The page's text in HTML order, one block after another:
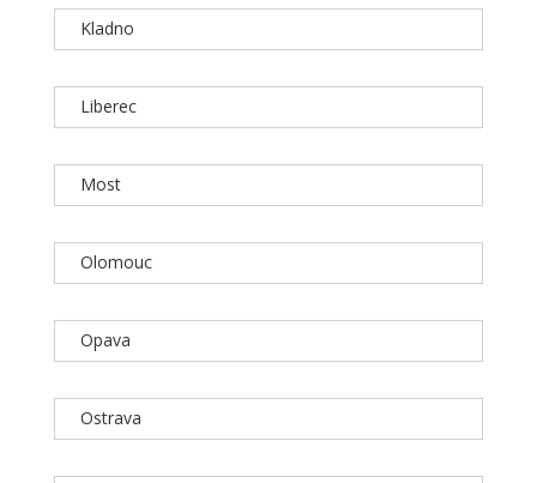
Kladno
Liberec
Most
Olomouc
Opava
Ostrava